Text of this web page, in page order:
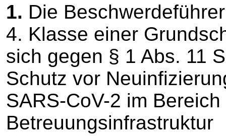
1. Die
4. Klasse einer
sich gegen § 1 Abs. 11
Schutz vor
SARS-CoV-2 im Bereich
Betreuungsinfrastruktur